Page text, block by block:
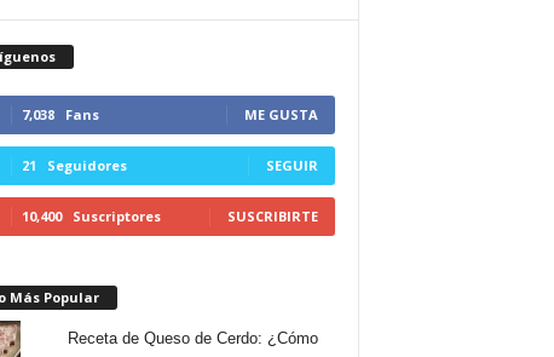
7,038 Fans ME GUSTA
21 Seguidores SEGUIR
10,400 Suscriptores SUSCRIBIRTE
Más Popular
Receta de Queso de Cerdo: ¿Cómo